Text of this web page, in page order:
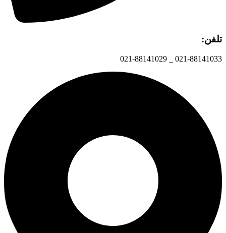
تلفن:
021-88141033 _ 021-88141029